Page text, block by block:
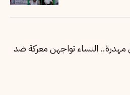
مهدرة.. النساء تواجهن معركة ضد